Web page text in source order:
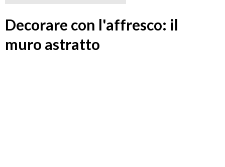
Decorare con l'affresco: il
muro astratto